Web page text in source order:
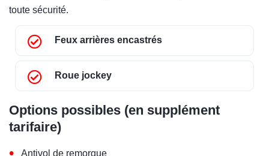
toute sécurité.
Feux arrières encastrés
Roue jockey
Options possibles (en supplément
tarifaire)
• Antivol de remorque